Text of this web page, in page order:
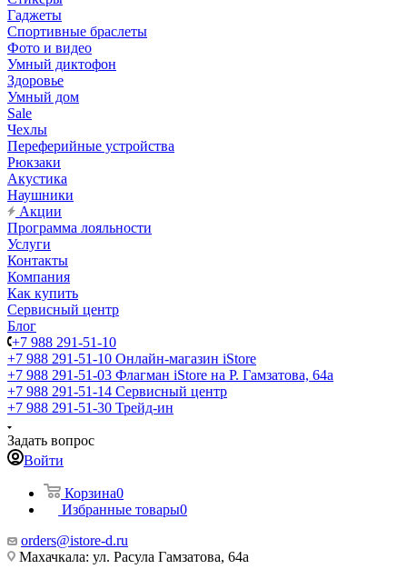
Гаджеты
Спортивные браслеты
Фото и видео
Умный диктофон
Здоровье
Умный дом
Sale
Чехлы
Переферийные устройства
Рюкзаки
Акустика
Наушники
Акции
Программа лояльности
Услуги
Контакты
Компания
Как купить
Сервисный центр
Блог
+7 988 291-51-10
+7 988 291-51-10 Онлайн-магазин iStore
+7 988 291-51-03 Флагман iStore на Р. Гамзатова, 64а
+7 988 291-51-14 Сервисный центр
+7 988 291-51-30 Трейд-ин
Задать вопрос
Войти
Корзина0
Избранные товары0
orders@istore-d.ru
Махачкала: ул. Расула Гамзатова, 64а